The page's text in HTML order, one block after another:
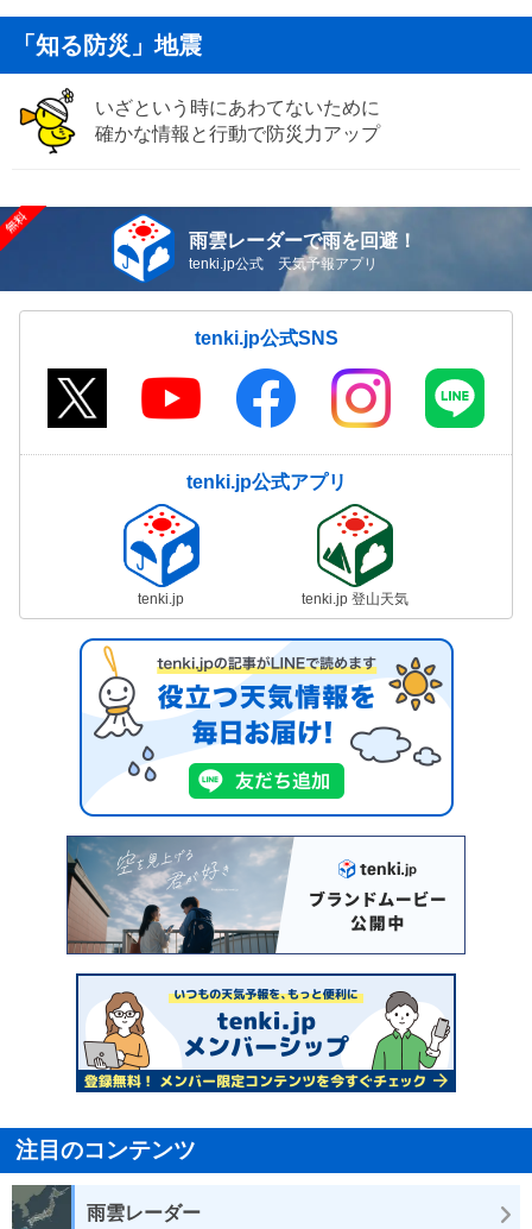
「知る防災」地震
いざという時にあわてないために
確かな情報と行動で防災力アップ
雨雲レーダーで雨を回避！
tenki.jp公式 天気予報アプリ
tenki.jp公式SNS
tenki.jp公式アプリ
tenki.jp tenki.jp 登山天気
注目のコンテンツ
雨雲レーダー